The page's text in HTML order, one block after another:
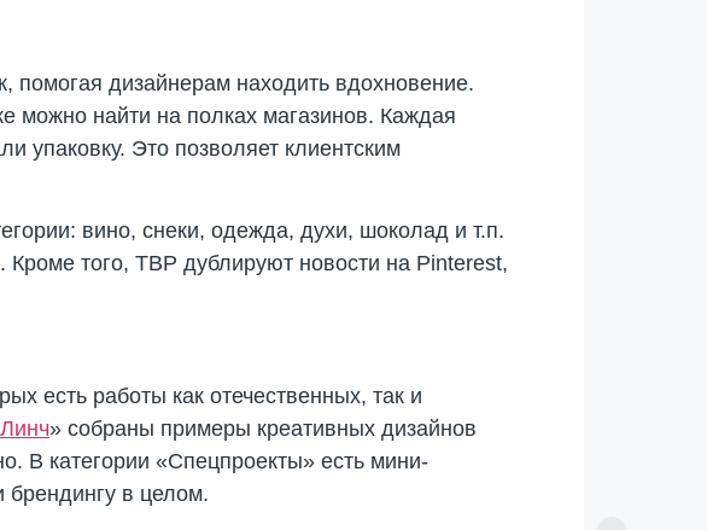
помогая дизайнерам находить вдохновение.
можно найти на полках магазинов. Каждая
упаковку. Это позволяет клиентским
вино, снеки, одежда, духи, шоколад и т.п.
того, TBP дублируют новости на Pinterest,
есть работы как отечественных, так и
Линч» собраны примеры креативных дизайнов
В категории «Спецпроекты» есть мини-
брендингу в целом.